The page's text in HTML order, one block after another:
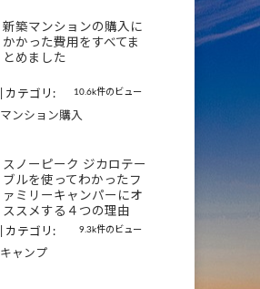
新築マンションの購入に
かかった費用をすべてま
とめました
10.6k件のビュー
カテゴリ:
マンション購入
スノーピーク ジカロテー
ブルを使ってわかったフ
ァミリーキャンパーにオ
ススメする４つの理由
9.3k件のビュー
カテゴリ:
キャンプ